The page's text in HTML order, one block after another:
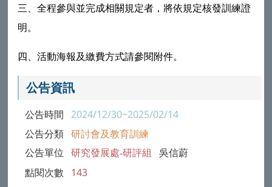
三、全程參與並完成相關規定者，將依規定核發訓練證
明。
四、活動海報及繳費方式請參閱附件。
公告資訊
公告時間 2024/12/30~2025/02/14
公告分類 研討會及教育訓練
公告單位 研究發展處-研評組 吳信蔚
點閱次數 143